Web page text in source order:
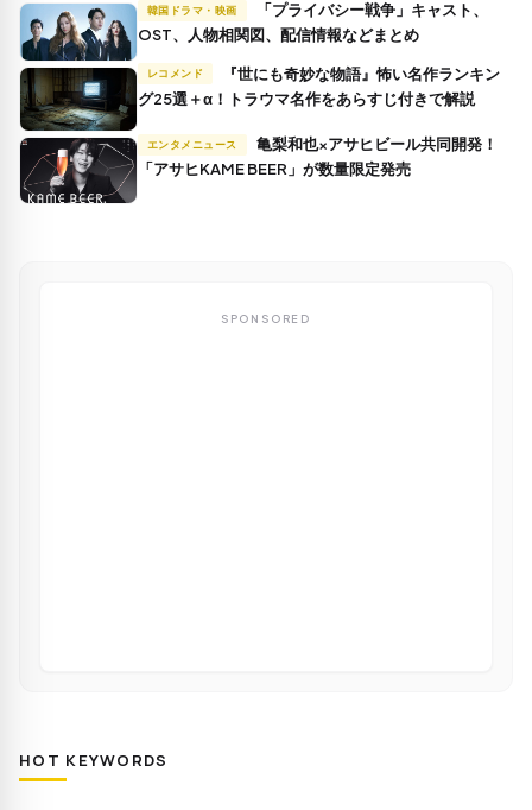
韓国ドラマ・映画
OST、人物相関図、配信情報などまとめ
レコメンド
グ25選＋α！トラウマ名作をあらすじ付きで解説
エンタメニュース
「アサヒKAME BEER」が数量限定発売
SPONSORED
HOT KEYWORDS